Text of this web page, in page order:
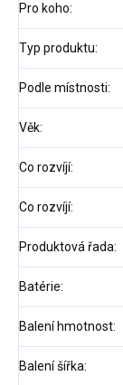
Pro koho:
Typ produktu:
Podle místnosti:
Věk:
Co rozvíjí:
Co rozvíjí:
Produktová řada:
Batérie:
Balení hmotnost:
Balení šířka: